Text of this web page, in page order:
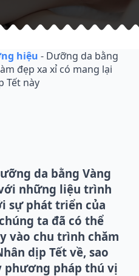
hiệu - Dưỡng da bằng
đẹp xa xỉ có mang lại
Tết này
da bằng Vàng
những liệu trình
sự phát triển của
ta đã có thể
vào chu trình chăm
dịp Tết về, sao
phương pháp thú vị